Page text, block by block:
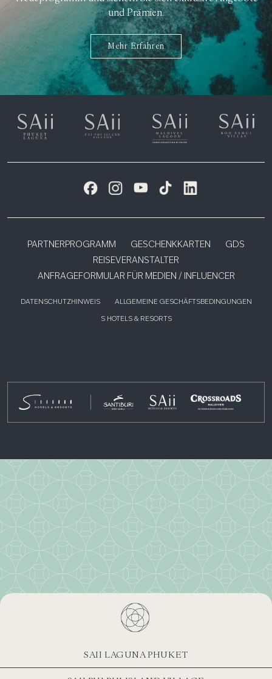
und Prämien.
Mehr Erfahren
PARTNERPROGRAMM GESCHENKKARTEN
GDS
REISEVERANSTALTER
ANFRAGEFORMULAR FÜR MEDIEN / INFLUENCER
DATENSCHUTZHINWEIS ALLGEMEINE GESCHÄFTSBEDINGUNGEN
S HOTELS & RESORTS
SAII LAGUNA PHUKET